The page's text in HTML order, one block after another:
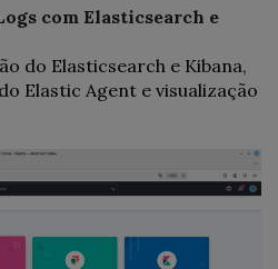
com Elasticsearch e
do Elasticsearch e Kibana,
Elastic Agent e visualização